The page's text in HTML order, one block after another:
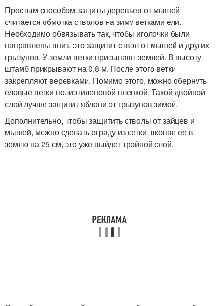
Простым способом защиты деревьев от мышей
считается обмотка стволов на зиму ветками ели.
Необходимо обвязывать так, чтобы иголочки были
направлены вниз, это защитит ствол от мышей и других
грызунов. У земли ветки присыпают землей. В высоту
штамб прикрывают на 0,8 м. После этого ветки
закрепляют веревками. Помимо этого, можно обернуть
еловые ветки полиэтиленовой пленкой. Такой двойной
слой лучше защитит яблони от грызунов зимой.
Дополнительно, чтобы защитить стволы от зайцев и
мышей, можно сделать ограду из сетки, вкопав ее в
землю на 25 см, это уже выйдет тройной слой.